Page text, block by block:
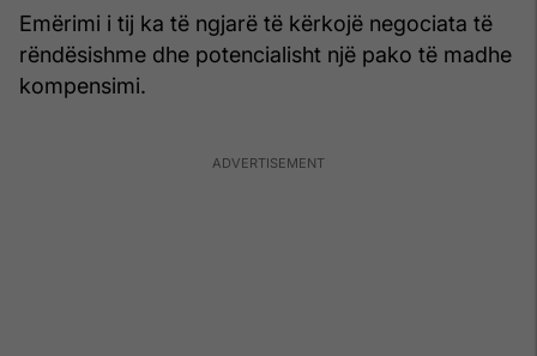
Emërimi i tij ka të ngjarë të kërkojë negociata të
rëndësishme dhe potencialisht një pako të madhe
kompensimi.